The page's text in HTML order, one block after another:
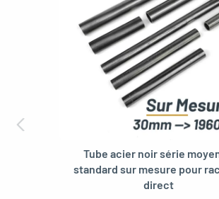
Tube acier noir série
standard sur mesure pour
direct